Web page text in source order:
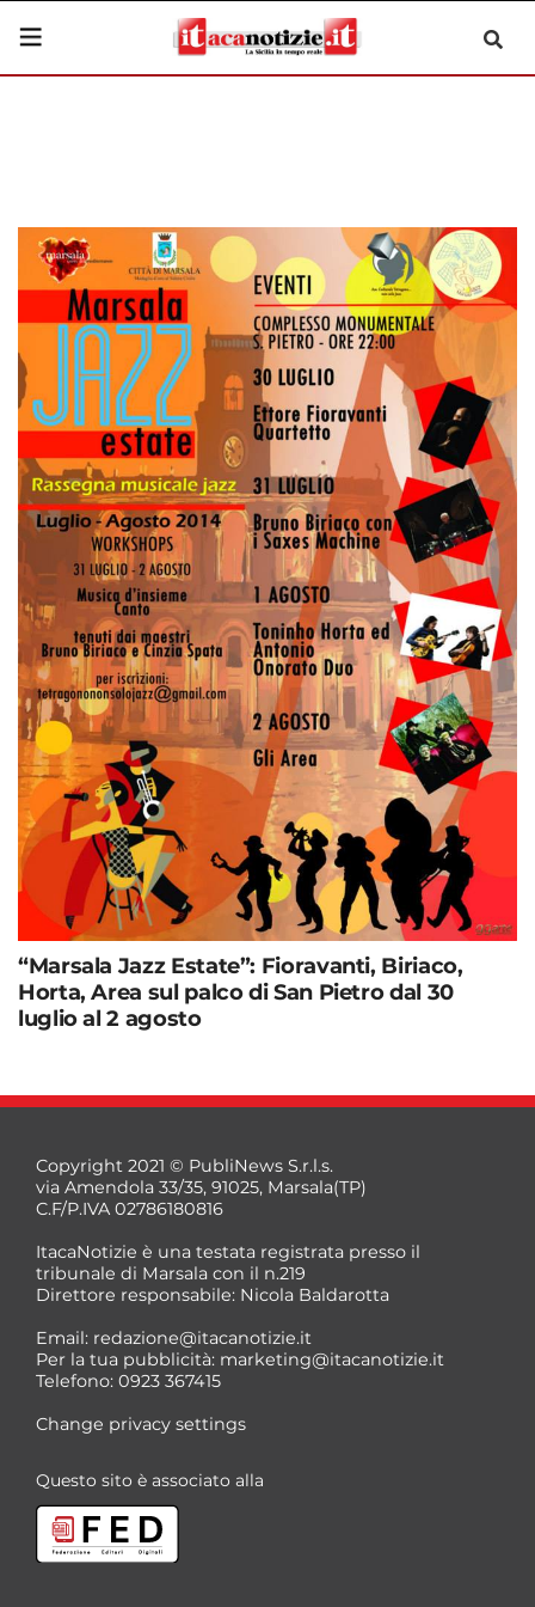
“Marsala Jazz Estate”: Fioravanti, Biriaco,
Horta, Area sul palco di San Pietro dal 30
luglio al 2 agosto
Copyright 2021 © PubliNews S.r.l.s.
via Amendola 33/35, 91025, Marsala(TP)
C.F/P.IVA 02786180816
ItacaNotizie è una testata registrata presso il
tribunale di Marsala con il n.219
Direttore responsabile: Nicola Baldarotta
Email: redazione@itacanotizie.it
Per la tua pubblicità: marketing@itacanotizie.it
Telefono: 0923 367415
Change privacy settings
Questo sito è associato alla